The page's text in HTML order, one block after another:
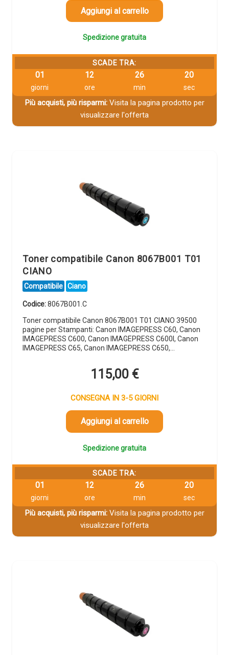
Aggiungi al carrello
Spedizione gratuita
SCADE TRA:
01
giorni
12
ore
26
min
19
sec
Più acquisti, più risparmi:Visita la pagina prodotto per
visualizzare l'offerta
Toner compatibile Canon 8067B001 T01
CIANO
Compatibile Ciano
Codice:8067B001.C
Toner compatibile Canon 8067B001 T01 CIANO 39500
pagine per Stampanti: Canon IMAGEPRESS C60, Canon
IMAGEPRESS C600, Canon IMAGEPRESS C600I, Canon
IMAGEPRESS C65, Canon IMAGEPRESS C650,…
115,00 €
CONSEGNA IN 3-5 GIORNI
Aggiungi al carrello
Spedizione gratuita
SCADE TRA:
01
giorni
12
ore
26
min
19
sec
Più acquisti, più risparmi:Visita la pagina prodotto per
visualizzare l'offerta